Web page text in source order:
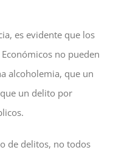
es evidente que los
Económicos no pueden
alcoholemia, que un
un delito por
de delitos, no todos